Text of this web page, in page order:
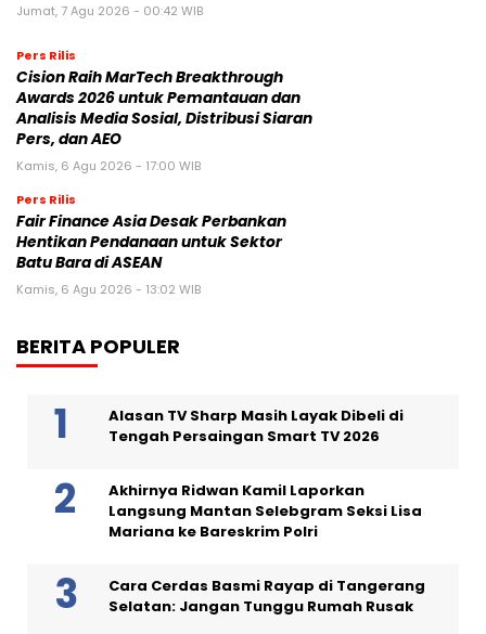
Jumat, 7 Agu 2026 - 00:42 WIB
Pers Rilis
Cision Raih MarTech Breakthrough
Awards 2026 untuk Pemantauan dan
Analisis Media Sosial, Distribusi Siaran
Pers, dan AEO
Kamis, 6 Agu 2026 - 17:00 WIB
Pers Rilis
Fair Finance Asia Desak Perbankan
Hentikan Pendanaan untuk Sektor
Batu Bara di ASEAN
Kamis, 6 Agu 2026 - 13:02 WIB
BERITA POPULER
Alasan TV Sharp Masih Layak Dibeli di
Tengah Persaingan Smart TV 2026
Akhirnya Ridwan Kamil Laporkan
Langsung Mantan Selebgram Seksi Lisa
Mariana ke Bareskrim Polri
Cara Cerdas Basmi Rayap di Tangerang
Selatan: Jangan Tunggu Rumah Rusak